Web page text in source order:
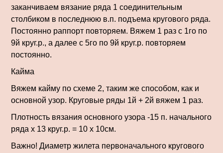
заканчиваем вязание ряда 1 соединительным
столбиком в последнюю в.п. подъема кругового ряда.
Постоянно раппорт повторяем. Вяжем 1 раз с 1го по
9й круг.р., а далее с 5го по 9й круг.р. повторяем
постоянно.
Кайма
Вяжем кайму по схеме 2, таким же способом, как и
основной узор. Круговые ряды 1й + 2й вяжем 1 раз.
Плотность вязания основного узора -15 п. начально­го
ряда х 13 круг.р. = 10 х 10см.
Важно! Диаметр жилета первоначального кругово­го